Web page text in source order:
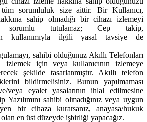
tüm sorumluluk size aittir. Bir Kullanıcı,
sahip olmadığı bir cihazı izlemeyi
sorumlu tutulamaz; Cep takip,
kullanımıyla ilgili yasal tavsiye de
sahibi olduğunuz Akıllı Telefonları
izlemek için veya kullanıcının izlemeye
şekilde tasarlanmıştır. Akıllı telefon
bildirmelisiniz. Bunun yapılmaması
veya eyalet yasalarının ihlal edilmesine
sahibi olmadığınız veya uygun
bir cihaza kurarsanız, anayasa/hukuk
en üst düzeyde işbirliği yapacağız.